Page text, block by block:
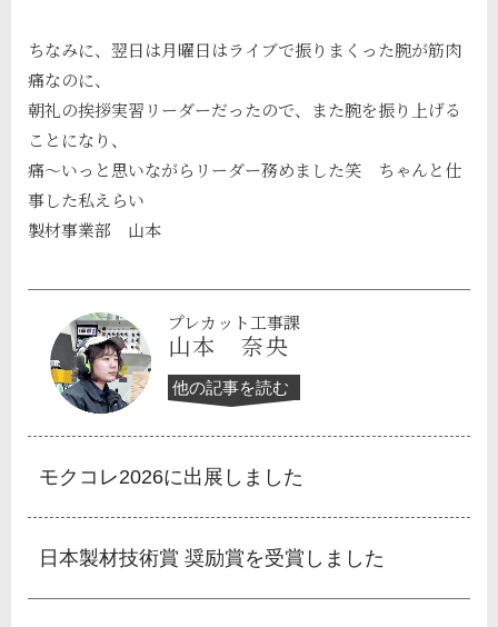
ちなみに、翌日は月曜日はライブで振りまくった腕が筋肉
痛なのに、
朝礼の挨拶実習リーダーだったので、また腕を振り上げる
ことになり、
痛～いっと思いながらリーダー務めました笑 ちゃんと仕
事した私えらい
製材事業部 山本
プレカット工事課
山本 奈央
他の記事を読む
モクコレ2026に出展しました
日本製材技術賞 奨励賞を受賞しました